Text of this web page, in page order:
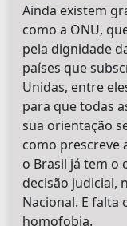
Ainda existem
como a ONU,
pela dignidade
países que
Unidas, entre
para que todas
sua orientação
como prescreve
o Brasil já tem o
decisão judicial,
Nacional. E
homofobia.